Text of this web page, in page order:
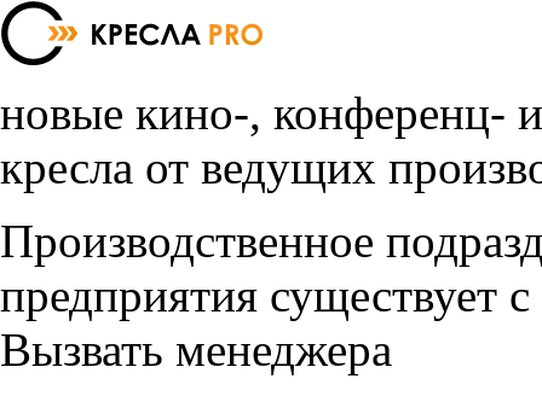
новые кино-, конференц-
кресла от ведущих
Производственное
предприятия существует
Вызвать менеджера